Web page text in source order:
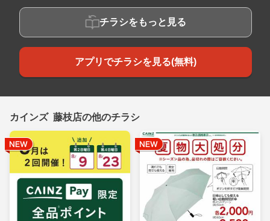
チラシをもっと見る
アプリでチラシを見る(無料)
カインズ 藤枝店の他のチラシ